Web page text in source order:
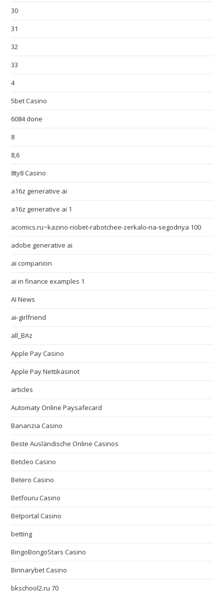
30
31
32
33
4
5bet Casino
6084 done
8
8,6
8ty8 Casino
a16z generative ai
a16z generative ai 1
acomics.ru~kazino-riobet-rabotchee-zerkalo-na-segodnya 100
adobe generative ai
ai companion
ai in finance examples 1
AI News
ai-girlfriend
all_BAz
Apple Pay Casino
Apple Pay Nettikasinot
articles
Automaty Online Paysafecard
Bananzia Casino
Beste Ausländische Online Casinos
Betcleo Casino
Betero Casino
Betfouru Casino
Betportal Casino
betting
BingoBongoStars Casino
Binnarybet Casino
bkschool2.ru 70